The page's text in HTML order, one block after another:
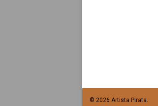
© 2026 Artista Pirata.